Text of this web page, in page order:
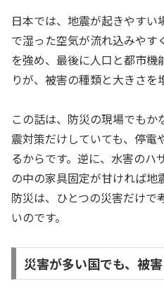
日本では、地震が起きやすい
で湿った空気が流れ込みやす
を強め、最後に人口と都市機
りが、被害の種類と大きさを
この話は、防災の現場でも
震対策だけしていても、停電
るからです。逆に、水害のハ
の中の家具固定が甘ければ地
防災は、ひとつの災害だけで
いのです。
災害が多い国でも、被